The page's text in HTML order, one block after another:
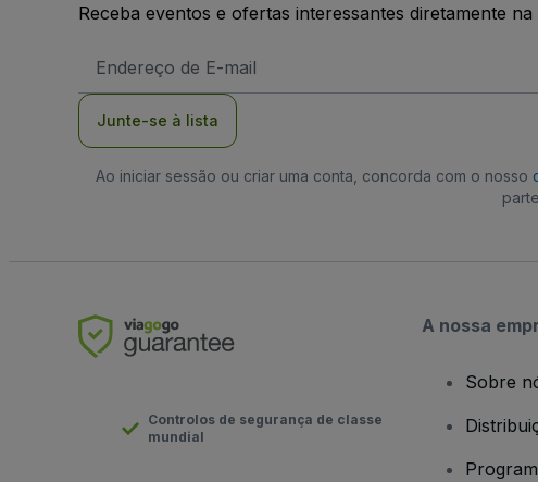
Receba eventos e ofertas interessantes diretamente
de
Junte-se à lista
Ao iniciar sessão ou criar uma conta, concorda com o nosso
Controlos de segurança de classe
mundial
A nossa
Sobre